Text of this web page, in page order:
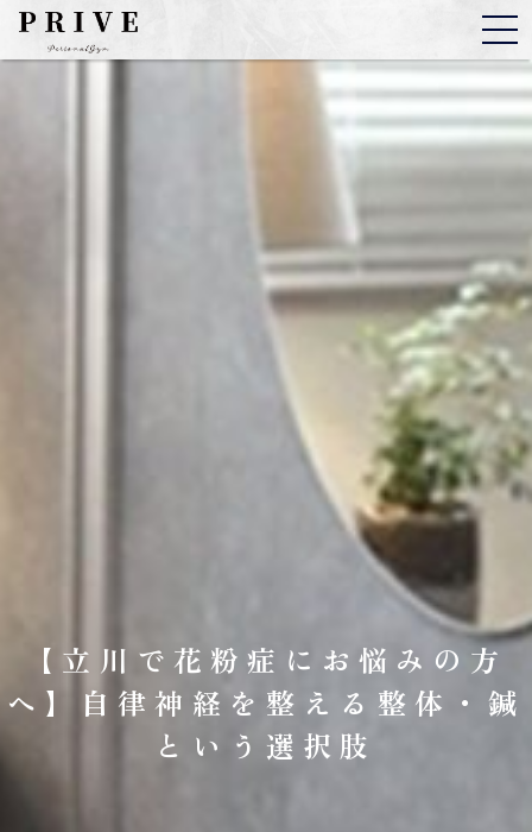
【立川で花粉症にお悩みの方
へ】自律神経を整える整体・鍼
という選択肢